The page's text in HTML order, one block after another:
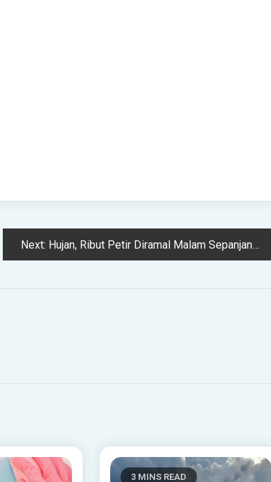
Next: Hujan, Ribut Petir Diramal Malam Sepanjang Minggu Ini – METMalaysia Terengganu
3 MINS READ